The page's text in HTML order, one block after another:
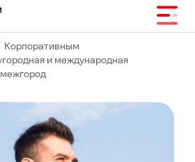
Корпоративным
и международная